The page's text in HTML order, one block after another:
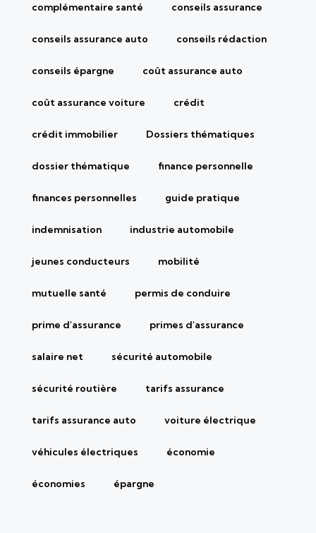
complémentaire santé conseils assurance
conseils assurance auto conseils rédaction
conseils épargne coût assurance auto
coût assurance voiture crédit
crédit immobilier Dossiers thématiques
dossier thématique finance personnelle
finances personnelles guide pratique
indemnisation industrie automobile
jeunes conducteurs mobilité
mutuelle santé permis de conduire
prime d'assurance primes d'assurance
salaire net sécurité automobile
sécurité routière tarifs assurance
tarifs assurance auto voiture électrique
véhicules électriques économie
économies épargne